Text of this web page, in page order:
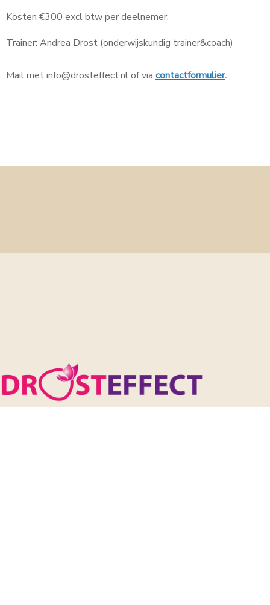
Kosten €300 excl btw per deelnemer.
Trainer: Andrea Drost (onderwijskundig trainer&coach)
Mail met info@drosteffect.nl of via contactformulier.